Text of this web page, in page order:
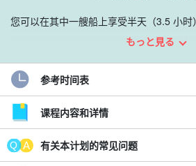
您可以在其中一艘船上享受半天（3.5 小
用这艘船来制定您的个性化计划！
任何人都可以在纪念日、蜜月旅行、家庭
行等特殊场合使用酒店，也可以为那些希望
供服务！
建议。
もっと見る
参考时间表
课程内容和详情
有关本计划的常见问题